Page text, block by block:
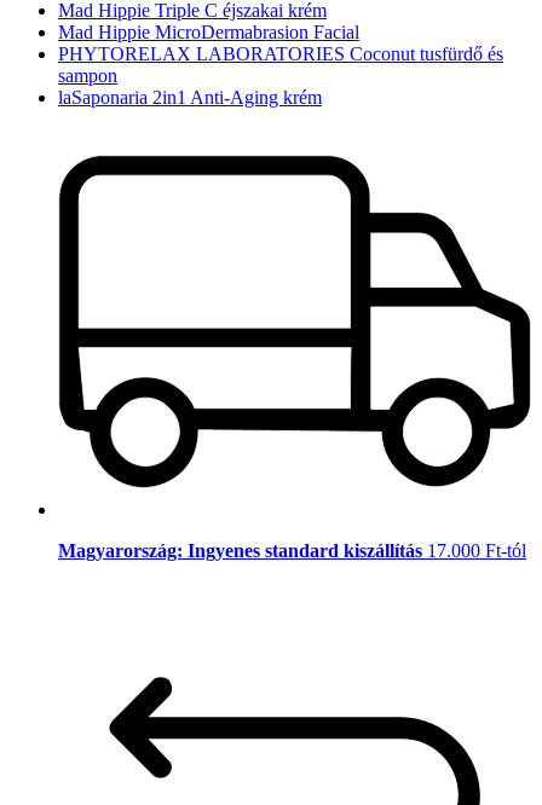
Mad Hippie Triple C éjszakai krém
Mad Hippie MicroDermabrasion Facial
PHYTORELAX LABORATORIES Coconut tusfürdő és
sampon
laSaponaria 2in1 Anti-Aging krém
Magyarország: Ingyenes standard kiszállítás 17.000 Ft-tól